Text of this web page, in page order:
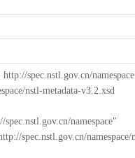
spec.nstl.gov.cn/namespace
nstl-metadata-v3.2.xsd
namespace"
spec.nstl.gov.cn/